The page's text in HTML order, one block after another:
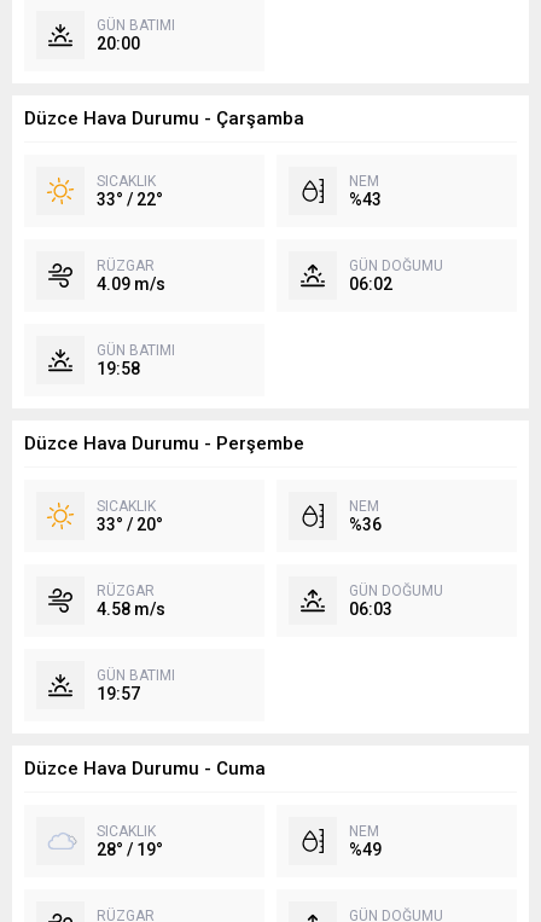
GÜN BATIMI
20:00
Düzce Hava Durumu - Çarşamba
SICAKLIK
33° / 22°
NEM
%43
RÜZGAR
4.09 m/s
GÜN DOĞUMU
06:02
GÜN BATIMI
19:58
Düzce Hava Durumu - Perşembe
SICAKLIK
33° / 20°
NEM
%36
RÜZGAR
4.58 m/s
GÜN DOĞUMU
06:03
GÜN BATIMI
19:57
Düzce Hava Durumu - Cuma
SICAKLIK
28° / 19°
NEM
%49
RÜZGAR GÜN DOĞUMU